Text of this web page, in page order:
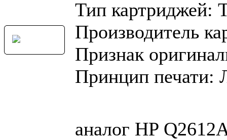
Тип картриджей:
Производитель
Признак
Принцип печати:
аналог HP